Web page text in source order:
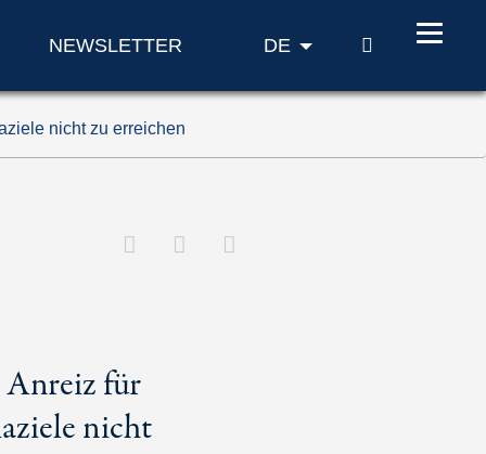
NEWSLETTER DE SUCHE
nicht zu erreichen
Anreiz für
nicht